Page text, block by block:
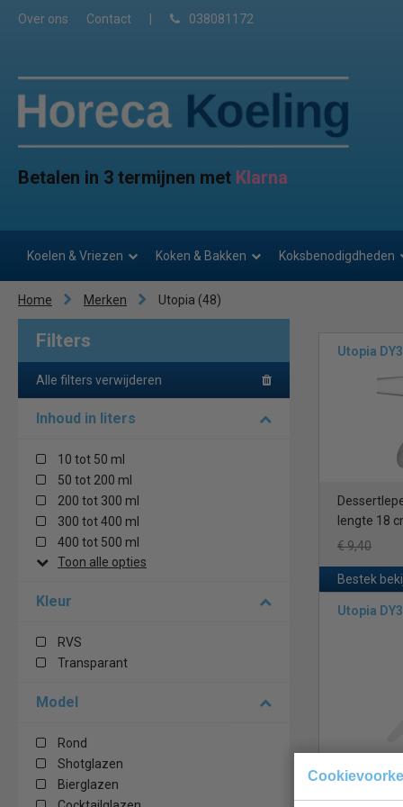
Over ons Contact 038081172
Betalen in 3 termijnen met Klarna
Koelen & Vriezen Koken & Bakken Koksbenodigdheden
Home Merken Utopia (48)
Filters
Alle filters verwijderen
Inhoud in liters
10 tot 50 ml
50 tot 200 ml
200 tot 300 ml
300 tot 400 ml
400 tot 500 ml
Toon alle opties
Kleur
RVS
Transparant
Model
Rond
Shotglazen
Bierglazen
Utopia
lengte 18
€ 9,40
Bestek
Utopia
lengte 22